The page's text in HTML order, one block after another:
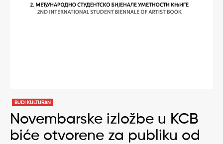
BUDI KULTURAN
Novembarske izložbe u KCB
biće otvorene za publiku od